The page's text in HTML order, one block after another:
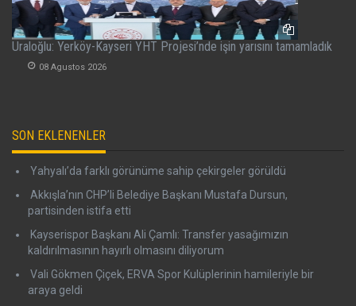
Uraloğlu: Yerköy-Kayseri YHT Projesi’nde işin yarısını tamamladık
08 Agustos 2026
SON EKLENENLER
Yahyalı’da farklı görünüme sahip çekirgeler görüldü
Akkışla’nın CHP’li Belediye Başkanı Mustafa Dursun,
partisinden istifa etti
Kayserispor Başkanı Ali Çamlı: Transfer yasağımızın
kaldırılmasının hayırlı olmasını diliyorum
Vali Gökmen Çiçek, ERVA Spor Kulüplerinin hamileriyle bir
araya geldi